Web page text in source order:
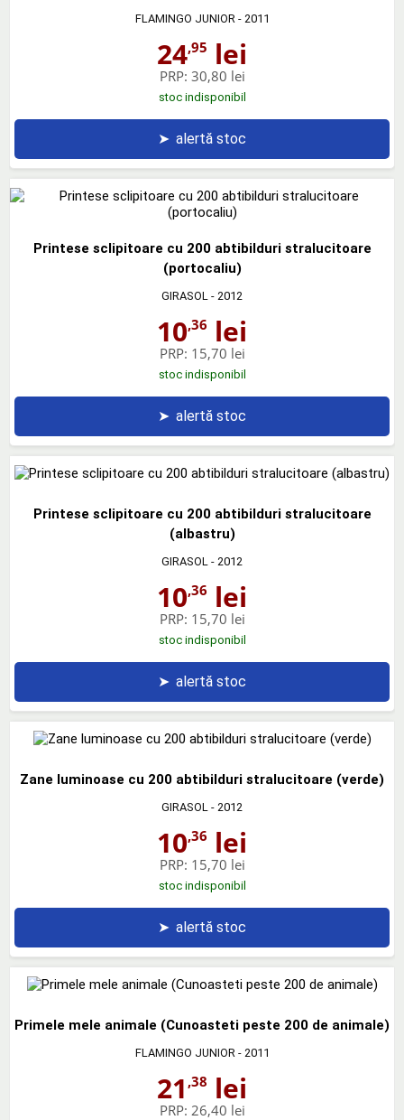
FLAMINGO JUNIOR - 2011
24,95 lei
PRP: 30,80 lei
stoc indisponibil
➤ alertă stoc
Printese sclipitoare cu 200 abtibilduri stralucitoare
(portocaliu)
GIRASOL - 2012
10,36 lei
PRP: 15,70 lei
stoc indisponibil
➤ alertă stoc
Printese sclipitoare cu 200 abtibilduri stralucitoare
(albastru)
GIRASOL - 2012
10,36 lei
PRP: 15,70 lei
stoc indisponibil
➤ alertă stoc
Zane luminoase cu 200 abtibilduri stralucitoare (verde)
GIRASOL - 2012
10,36 lei
PRP: 15,70 lei
stoc indisponibil
➤ alertă stoc
Primele mele animale (Cunoasteti peste 200 de animale)
FLAMINGO JUNIOR - 2011
21 ,38 lei
PRP: 26,40 lei